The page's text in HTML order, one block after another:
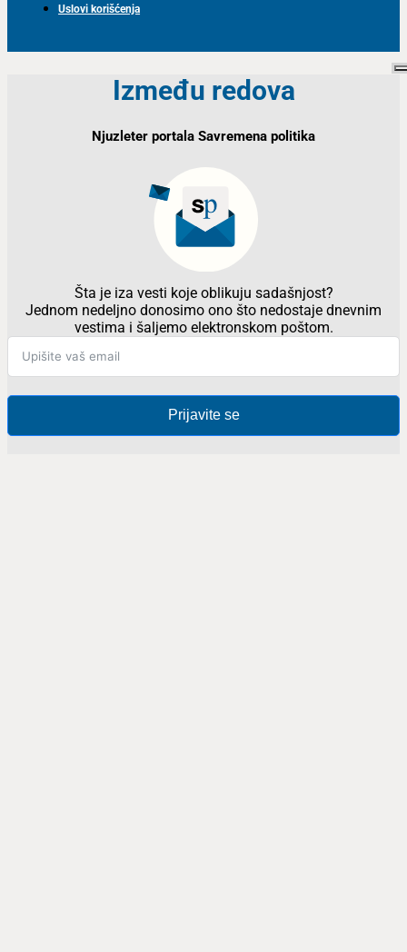
Uslovi korišćenja
Između redova
Njuzleter portala Savremena politika
Šta je iza vesti koje oblikuju sadašnjost?
Jednom nedeljno donosimo ono što nedostaje dnevnim
vestima i šaljemo elektronskom poštom.
Prijavite se